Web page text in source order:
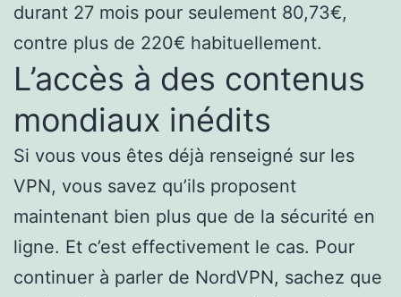
durant 27 mois pour seulement 80,73€,
contre plus de 220€ habituellement.
L’accès à des contenus
mondiaux inédits
Si vous vous êtes déjà renseigné sur les
VPN, vous savez qu’ils proposent
maintenant bien plus que de la sécurité en
ligne. Et c’est effectivement le cas. Pour
continuer à parler de NordVPN, sachez que